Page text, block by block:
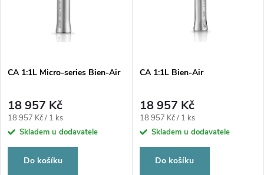
CA 1:1L Micro-series Bien-Air
18 957 Kč
Měrná
cena:
18 957 Kč / 1 ks
Skladem u dodavatele
Do košíku
CA 1:1L Bien-Air
18 957 Kč
Měrná
cena:
18 957 Kč / 1 ks
Skladem u dodavatele
Do košíku